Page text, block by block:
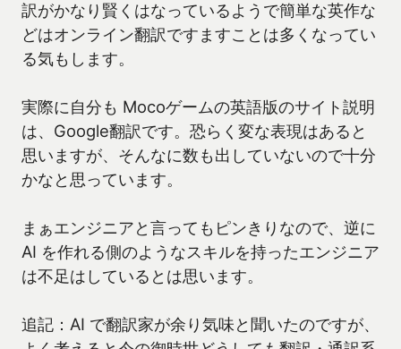
訳がかなり賢くはなっているようで簡単な英作な
どはオンライン翻訳ですますことは多くなってい
る気もします。
実際に自分も Mocoゲームの英語版のサイト説明
は、Google翻訳です。恐らく変な表現はあると
思いますが、そんなに数も出していないので十分
かなと思っています。
まぁエンジニアと言ってもピンきりなので、逆に
AI を作れる側のようなスキルを持ったエンジニア
は不足はしているとは思います。
追記：AI で翻訳家が余り気味と聞いたのですが、